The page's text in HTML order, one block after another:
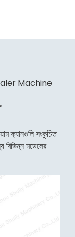
Machine
ক্যানগুলি সংকুচিত
মডেলের